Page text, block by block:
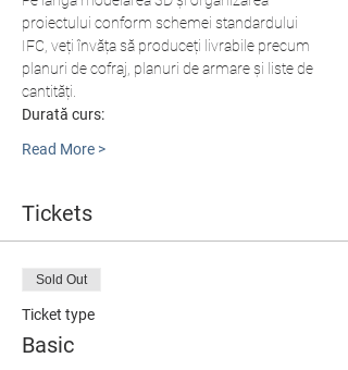
proiectului conform schemei standardului
IFC, veți învăța să produceți livrabile precum
planuri de cofraj, planuri de armare și liste de
cantități.
Durată curs:
Read More >
Tickets
Sold Out
Ticket type
Basic